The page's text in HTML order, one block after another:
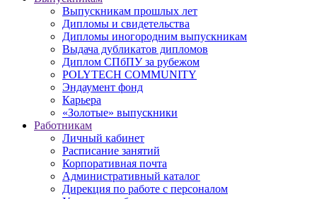
Выпускникам прошлых лет
Дипломы и свидетельства
Дипломы иногородним выпускникам
Выдача дубликатов дипломов
Диплом СПбПУ за рубежом
POLYTECH COMMUNITY
Эндаумент фонд
Карьера
«Золотые» выпускники
Работникам
Личный кабинет
Расписание занятий
Корпоративная почта
Административный каталог
Дирекция по работе с персоналом